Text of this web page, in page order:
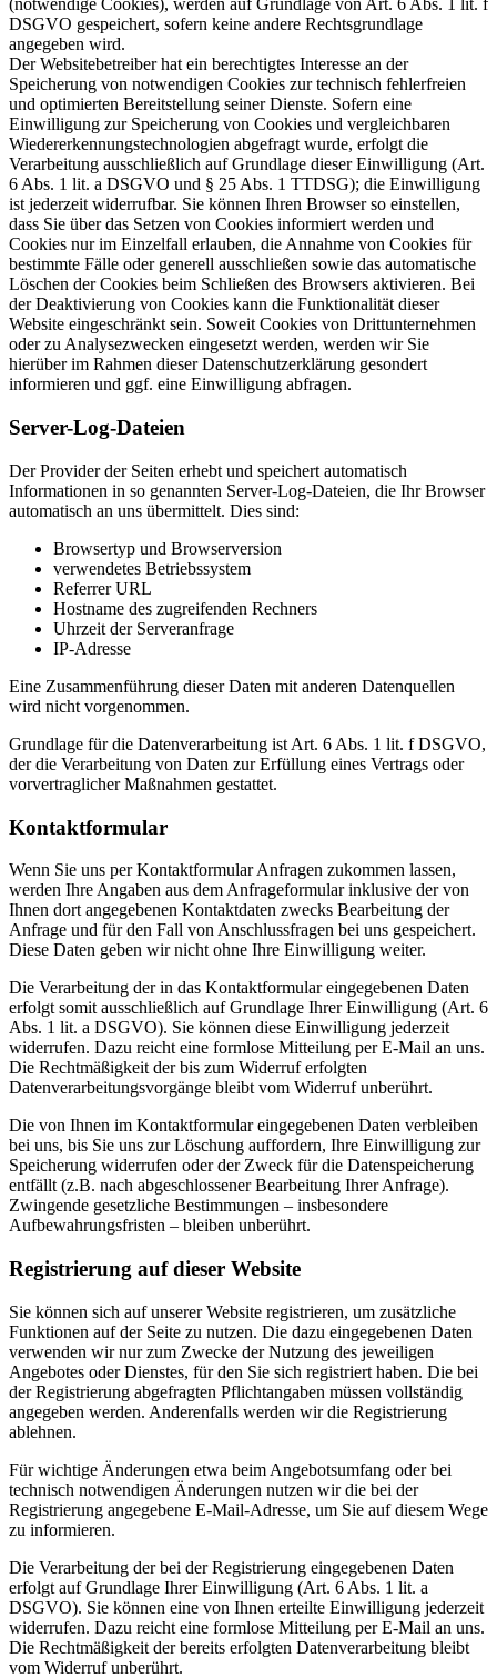
(notwendige Cookies), werden auf Grundlage von Art. 6 Abs. 1 lit. f
DSGVO gespeichert, sofern keine andere Rechtsgrundlage
angegeben wird.
Der Websitebetreiber hat ein berechtigtes Interesse an der
Speicherung von notwendigen Cookies zur technisch fehlerfreien
und optimierten Bereitstellung seiner Dienste. Sofern eine
Einwilligung zur Speicherung von Cookies und vergleichbaren
Wiedererkennungstechnologien abgefragt wurde, erfolgt die
Verarbeitung ausschließlich auf Grundlage dieser Einwilligung (Art.
6 Abs. 1 lit. a DSGVO und § 25 Abs. 1 TTDSG); die Einwilligung
ist jederzeit widerrufbar. Sie können Ihren Browser so einstellen,
dass Sie über das Setzen von Cookies informiert werden und
Cookies nur im Einzelfall erlauben, die Annahme von Cookies für
bestimmte Fälle oder generell ausschließen sowie das automatische
Löschen der Cookies beim Schließen des Browsers aktivieren. Bei
der Deaktivierung von Cookies kann die Funktionalität dieser
Website eingeschränkt sein. Soweit Cookies von Drittunternehmen
oder zu Analysezwecken eingesetzt werden, werden wir Sie
hierüber im Rahmen dieser Datenschutzerklärung gesondert
informieren und ggf. eine Einwilligung abfragen.
Server-Log-Dateien
Der Provider der Seiten erhebt und speichert automatisch
Informationen in so genannten Server-Log-Dateien, die Ihr Browser
automatisch an uns übermittelt. Dies sind:
Browsertyp und Browserversion
verwendetes Betriebssystem
Referrer URL
Hostname des zugreifenden Rechners
Uhrzeit der Serveranfrage
IP-Adresse
Eine Zusammenführung dieser Daten mit anderen Datenquellen
wird nicht vorgenommen.
Grundlage für die Datenverarbeitung ist Art. 6 Abs. 1 lit. f DSGVO,
der die Verarbeitung von Daten zur Erfüllung eines Vertrags oder
vorvertraglicher Maßnahmen gestattet.
Kontaktformular
Wenn Sie uns per Kontaktformular Anfragen zukommen lassen,
werden Ihre Angaben aus dem Anfrageformular inklusive der von
Ihnen dort angegebenen Kontaktdaten zwecks Bearbeitung der
Anfrage und für den Fall von Anschlussfragen bei uns gespeichert.
Diese Daten geben wir nicht ohne Ihre Einwilligung weiter.
Die Verarbeitung der in das Kontaktformular eingegebenen Daten
erfolgt somit ausschließlich auf Grundlage Ihrer Einwilligung (Art. 6
Abs. 1 lit. a DSGVO). Sie können diese Einwilligung jederzeit
widerrufen. Dazu reicht eine formlose Mitteilung per E-Mail an uns.
Die Rechtmäßigkeit der bis zum Widerruf erfolgten
Datenverarbeitungsvorgänge bleibt vom Widerruf unberührt.
Die von Ihnen im Kontaktformular eingegebenen Daten verbleiben
bei uns, bis Sie uns zur Löschung auffordern, Ihre Einwilligung zur
Speicherung widerrufen oder der Zweck für die Datenspeicherung
entfällt (z.B. nach abgeschlossener Bearbeitung Ihrer Anfrage).
Zwingende gesetzliche Bestimmungen – insbesondere
Aufbewahrungsfristen – bleiben unberührt.
Registrierung auf dieser Website
Sie können sich auf unserer Website registrieren, um zusätzliche
Funktionen auf der Seite zu nutzen. Die dazu eingegebenen Daten
verwenden wir nur zum Zwecke der Nutzung des jeweiligen
Angebotes oder Dienstes, für den Sie sich registriert haben. Die bei
der Registrierung abgefragten Pflichtangaben müssen vollständig
angegeben werden. Anderenfalls werden wir die Registrierung
ablehnen.
Für wichtige Änderungen etwa beim Angebotsumfang oder bei
technisch notwendigen Änderungen nutzen wir die bei der
Registrierung angegebene E-Mail-Adresse, um Sie auf diesem Wege
zu informieren.
Die Verarbeitung der bei der Registrierung eingegebenen Daten
erfolgt auf Grundlage Ihrer Einwilligung (Art. 6 Abs. 1 lit. a
DSGVO). Sie können eine von Ihnen erteilte Einwilligung jederzeit
widerrufen. Dazu reicht eine formlose Mitteilung per E-Mail an uns.
Die Rechtmäßigkeit der bereits erfolgten Datenverarbeitung bleibt
vom Widerruf unberührt.